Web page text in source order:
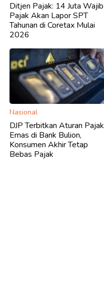
Ditjen Pajak: 14 Juta Wajib
Pajak Akan Lapor SPT
Tahunan di Coretax Mulai
2026
Nasional
DJP Terbitkan Aturan Pajak
Emas di Bank Bulion,
Konsumen Akhir Tetap
Bebas Pajak